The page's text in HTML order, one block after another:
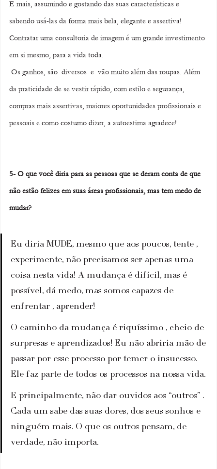
E mais, assumindo e gostando das suas características e
sabendo usá-las da forma mais bela, elegante e assertiva!
Contratar uma consultoria de imagem é um grande investimento
em si mesmo, para a vida toda.
da praticidade de se vestir rápido, com estilo e segurança,
compras mais assertivas, maiores oportunidades profissionais e
pessoais e como costumo dizer, a autoestima agradece!
5- O que você diria para as pessoas que se deram conta de que
não estão felizes em suas áreas profissionais, mas tem medo de
mudar?
Eu diria MUDE, mesmo que aos poucos, tente ,
experimente, não precisamos ser apenas uma
coisa nesta vida! A mudança é difícil, mas é
possível, dá medo, mas somos capazes de
enfrentar , aprender!
O caminho da mudança é riquíssimo , cheio de
surpresas e aprendizados! Eu não abriria mão de
passar por esse processo por temer o insucesso.
Ele faz parte de todos os processos na nossa vida.
E principalmente, não dar ouvidos aos “outros” .
Cada um sabe das suas dores, dos seus sonhos e
ninguém mais. O que os outros pensam, de
verdade, não importa.